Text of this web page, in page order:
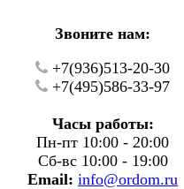
Звоните нам:
+7(936)513-20-30
+7(495)586-33-97
Часы работы:
Пн-пт 10:00 - 20:00
Сб-вс 10:00 - 19:00
Email: info@ordom.ru